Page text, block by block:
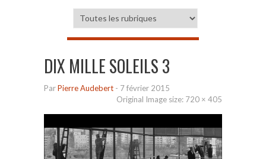
DIX MILLE SOLEILS 3
ParPierre Audebert - 7 février 2015
Original Image size: 720 × 405